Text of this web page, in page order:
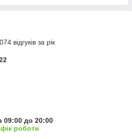
відгуків за рік
09:00 до 20:00
роботи